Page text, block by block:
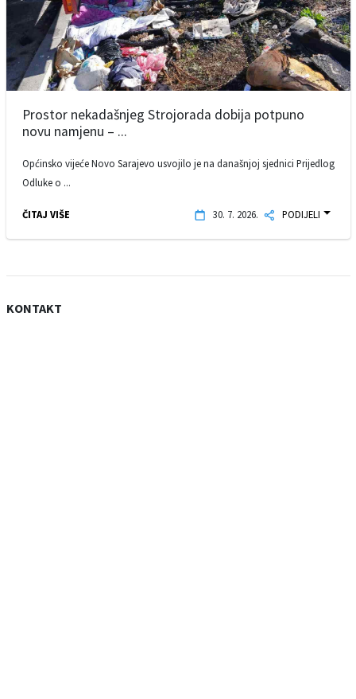
Prostor nekadašnjeg Strojorada dobija potpuno
novu namjenu – ...
Općinsko vijeće Novo Sarajevo usvojilo je na današnjoj sjednici Prijedlog
Odluke o ...
ČITAJ VIŠE 30. 7. 2026. PODIJELI
KONTAKT